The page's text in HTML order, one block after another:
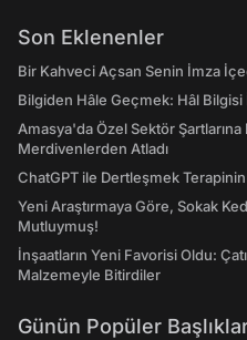
Son Eklenenler
Bir Kahveci Açsan Senin İmza
Bilgiden Hâle Geçmek: Hâl Bilgisi
Amasya'da Özel Sektör
Merdivenlerden Atladı
ChatGPT ile Dertleşmek
Yeni Araştırmaya Göre, Sokak
Mutluymuş!
İnşaatların Yeni Favorisi Oldu:
Malzemeyle Bitirdiler
Günün Popüler